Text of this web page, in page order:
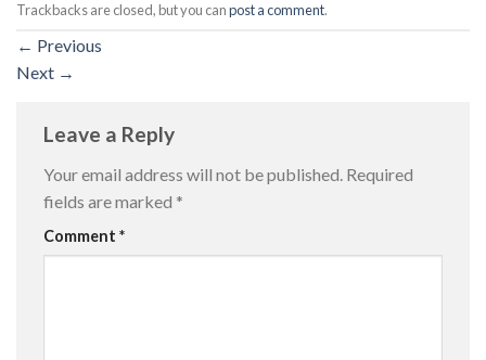
Trackbacks are closed, but you canpost a comment.
← Previous
Next →
Leave a Reply
Your email address will not be published. Required
fields are marked *
Comment *